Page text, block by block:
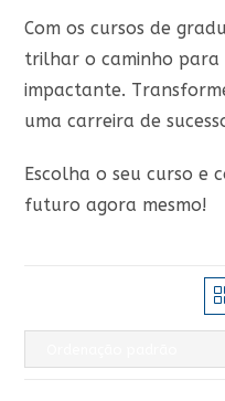
Com os cursos de
trilhar o caminho
impactante.
uma carreira de
Escolha o seu curso e
futuro agora mesmo!